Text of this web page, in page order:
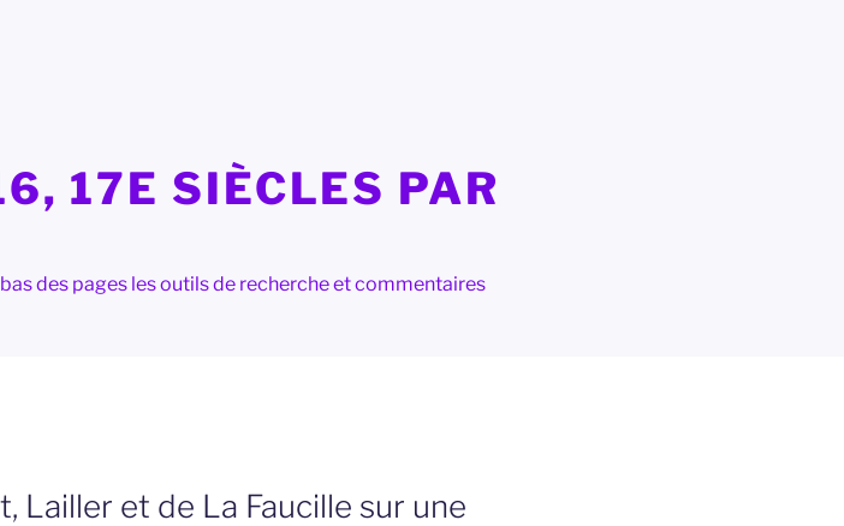
17E SIÈCLES PAR
des pages les outils de recherche et commentaires
Lailler et de La Faucille sur une